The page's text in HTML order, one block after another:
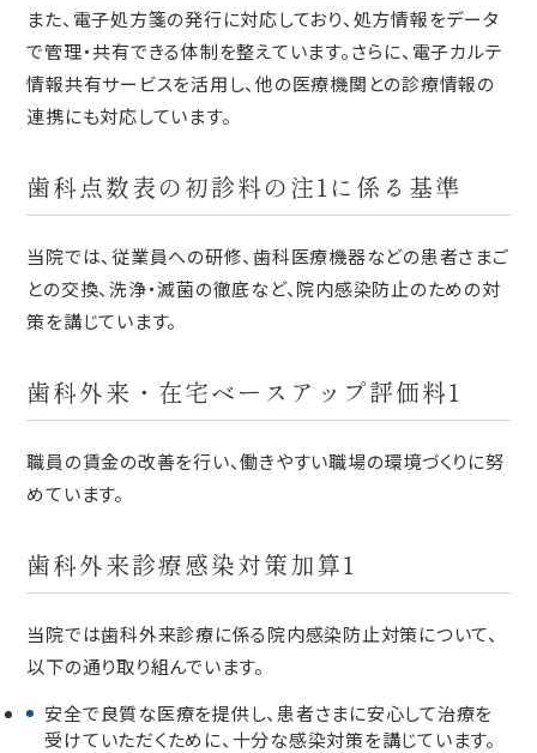
また、電子処方箋の発行に対応しており、処方情報をデータ
で管理・共有できる体制を整えています。さらに、電子カルテ
情報共有サービスを活用し、他の医療機関との診療情報の
連携にも対応しています。
歯科点数表の初診料の注1に係る基準
当院では、従業員への研修、歯科医療機器などの患者さまご
との交換、洗浄・滅菌の徹底など、院内感染防止のための対
策を講じています。
歯科外来・在宅ベースアップ評価料1
職員の賃金の改善を行い、働きやすい職場の環境づくりに努
めています。
歯科外来診療感染対策加算1
当院では歯科外来診療に係る院内感染防止対策について、
以下の通り取り組んでいます。
安全で良質な医療を提供し、患者さまに安心して治療を
受けていただくために、十分な感染対策を講じています。